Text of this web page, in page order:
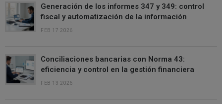
Generación de los informes 347 y 349: control
fiscal y automatización de la información
FEB 17 2026
Conciliaciones bancarias con Norma 43:
eficiencia y control en la gestión financiera
FEB 13 2026